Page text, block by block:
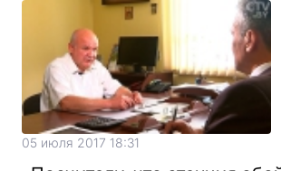
05 июля 2017 18:31